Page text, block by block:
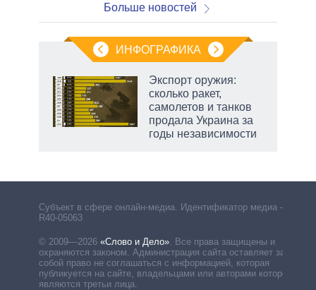
Больше новостей
ИНФОГРАФИКА
Экспорт оружия:
сколько ракет,
самолетов и танков
продала Украина за
годы независимости
Субъект в сфере онлайн-медиа. Идентификатор медиа –
R40-05063
© 2009—2026 «Слово и Дело»
Все права защищены и
охраняются законом. Администрация сайта оставляет за
собой право не соглашаться с информацией, которая
публикуется на сайте, владельцами или авторами которой
являются третьи лица.